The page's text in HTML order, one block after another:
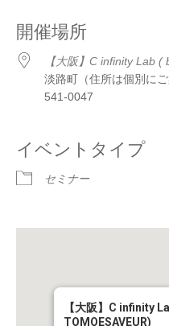
開催場所
【大阪】C infinity Lab (
淡路町（住所は個別に
541-0047
イベントタイプ
セミナー
【大阪】C infinity
TOMOESAVEUR)